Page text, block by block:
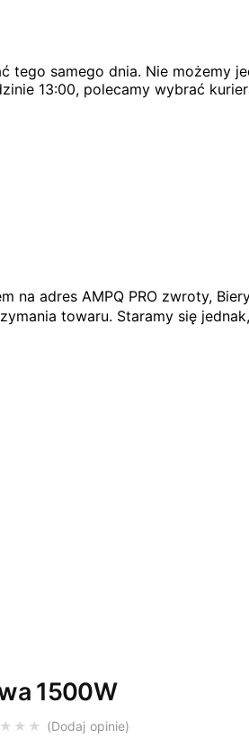
tego samego dnia. Nie możemy
13:00, polecamy wybrać
na adres AMPQ PRO zwroty,
towaru. Staramy się
1500W
Dodaj opinie